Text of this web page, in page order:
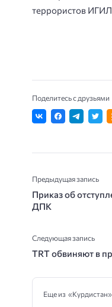
террористов
Поделитесь с друзьями
Предыдущая запись
Приказ об
ДПК
Следующая запись
TRT обвиняют в
Еще из «Курдистан»